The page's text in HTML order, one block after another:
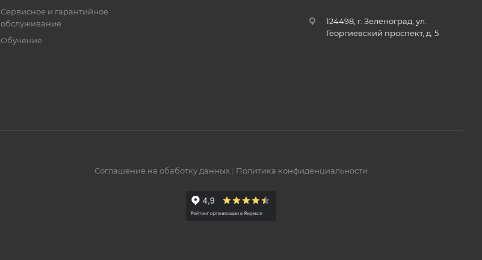
Сервисное и гарантийное
обслуживание
Обучение
124498, г. Зеленоград, ул.
Георгиевский проспект, д. 5
Соглашение на обаботку данных Политика конфиденциальности